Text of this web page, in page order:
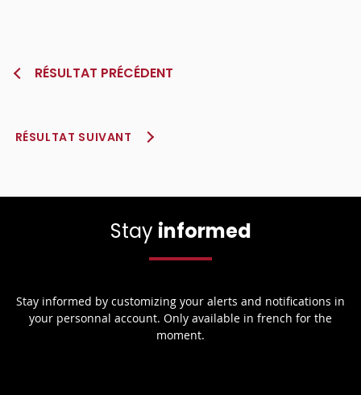
RÉSULTAT PRÉCÉDENT
RÉSULTAT SUIVANT
Stay informed
Stay informed by customizing your alerts and notifications in
your personnal account. Only available in french for the
moment.